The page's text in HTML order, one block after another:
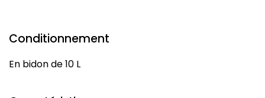
Conditionnement
En bidon de 10 L